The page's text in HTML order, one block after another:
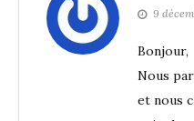
9
Bonjour,
Nous
et nous